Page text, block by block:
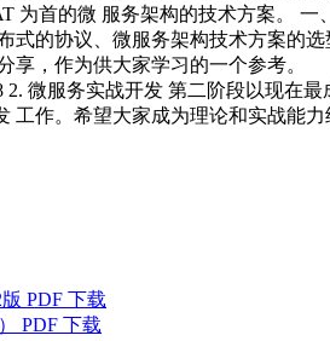
为首的微 服务架构的技术方案。
式的协议、微服务架构技术方案的
，作为供大家学习的一个参考。
2. 微服务实战开发 第二阶段以现
工作。希望大家成为理论和实战能
PDF 下载
PDF 下载